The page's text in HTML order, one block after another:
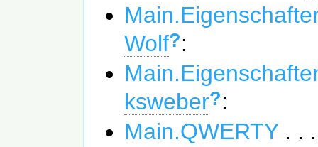
Wolf?:
ksweber?:
Main.QWERTY. . .